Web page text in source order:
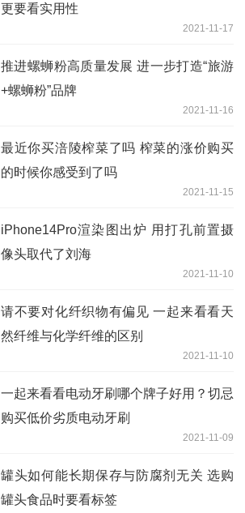
更要看实用性
2021-11-17
推进螺蛳粉高质量发展 进一步打造“旅游
+螺蛳粉”品牌
2021-11-16
最近你买涪陵榨菜了吗 榨菜的涨价购买
的时候你感受到了吗
2021-11-15
iPhone14Pro渲染图出炉 用打孔前置摄
像头取代了刘海
2021-11-10
请不要对化纤织物有偏见 一起来看看天
然纤维与化学纤维的区别
2021-11-10
一起来看看电动牙刷哪个牌子好用？切忌
购买低价劣质电动牙刷
2021-11-09
罐头如何能长期保存与防腐剂无关 选购
罐头食品时要看标签